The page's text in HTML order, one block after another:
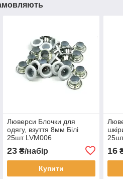
Люверси Блочки для
одягу, взуття 8мм Білі
25шт LVM006
23₴/набір
Купити
16